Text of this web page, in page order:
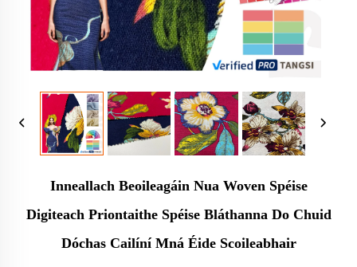
Inneallach Beoileagáin Nua Woven Spéise
Digiteach Priontaithe Spéise Bláthanna Do Chuid
Dóchas Cailíní Mná Éide Scoileabhair